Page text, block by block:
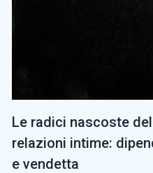
Le radici nascoste
relazioni intime:
e vendetta